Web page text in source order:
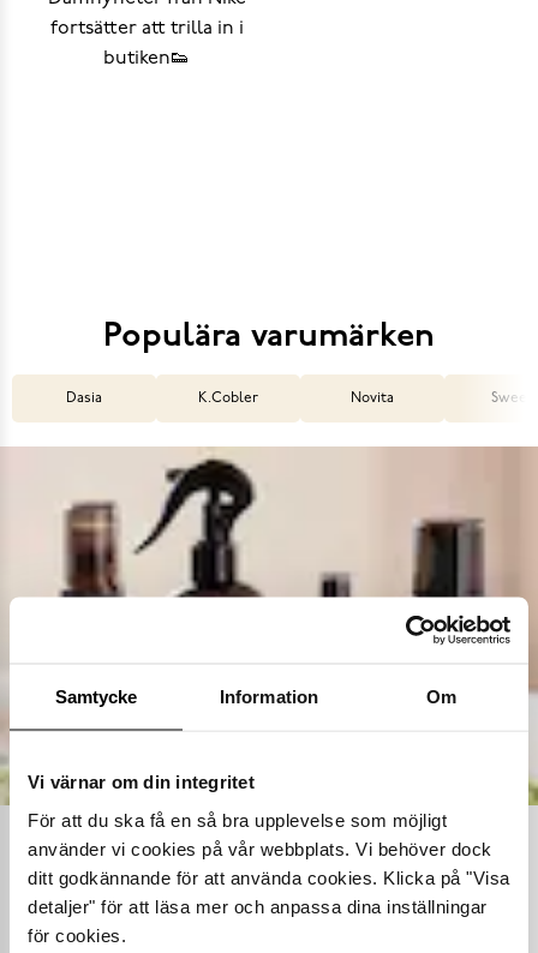
Samtycke Information Om
Vi värnar om din integritet
För att du ska få en så bra upplevelse som möjligt
använder vi cookies på vår webbplats. Vi behöver dock
ditt godkännande för att använda cookies. Klicka på "Visa
detaljer" för att läsa mer och anpassa dina inställningar
för cookies.
Populära varumärken
Dasia K.Cobler Novita
Ta hand om dina skor
Våra noggrant utvalda skovårdsprodukter är skapade för att
förlänga livslängden på dina skor samtidigt som de behåller